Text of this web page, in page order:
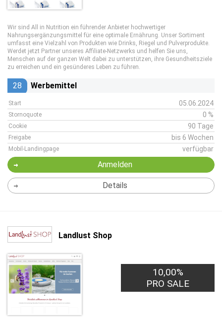
Wir sind All in Nutrition ein führender Anbieter hochwertiger
Nahrungsergänzungsmittel für eine optimale Ernährung. Unser Sortiment
umfasst eine Vielzahl von Produkten wie Drinks, Riegel und Pulverprodukte.
Werdet jetzt Partner unseres Affiliate-Netzwerks und helfen Sie uns,
Menschen auf der ganzen Welt dabei zu unterstützen, ihre Gesundheitsziele
zu erreichen und ein gesünderes Leben zu führen.
28 Werbemittel
Start 05.06.2024
Stornoquote 0 %
Cookie 90 Tage
Freigabe bis 6 Wochen
Mobil-Landingpage verfügbar
Anmelden
Details
Landlust Shop
10,00%
PRO SALE